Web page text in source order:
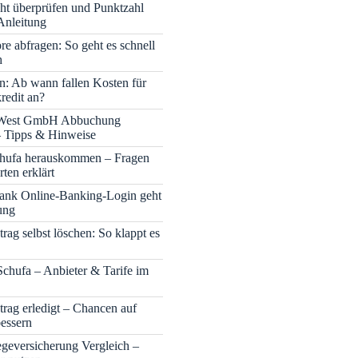
überprüfen und Punktzahl
abfragen: So geht es schnell
Ab wann fallen Kosten für
an?
GmbH Abbuchung
Tipps & Hinweise
herauskommen – Fragen
erklärt
Online-Banking-Login geht
selbst löschen: So klappt es
– Anbieter & Tarife im
erledigt – Chancen auf
Vergleich –